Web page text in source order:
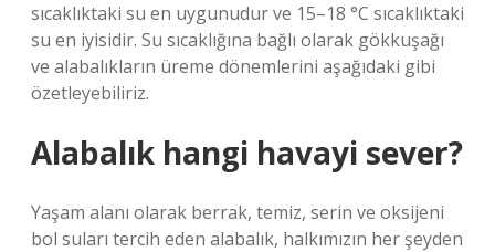
sıcaklıktaki su en uygunudur ve 15–18 °C sıcaklıktaki
su en iyisidir. Su sıcaklığına bağlı olarak gökkuşağı
ve alabalıkların üreme dönemlerini aşağıdaki gibi
özetleyebiliriz.
Alabalık hangi havayi sever?
Yaşam alanı olarak berrak, temiz, serin ve oksijeni
bol suları tercih eden alabalık, halkımızın her şeyden